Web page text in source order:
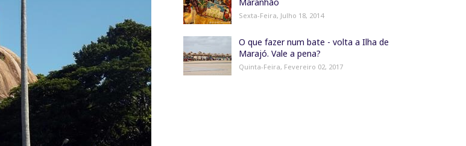
Sexta-Feira, Julho 18, 2014
O que fazer num bate - volta a Ilha de
Marajó. Vale a pena?
Quinta-Feira, Fevereiro 02, 2017